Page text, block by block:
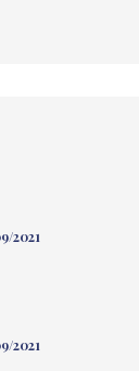
2021
2021